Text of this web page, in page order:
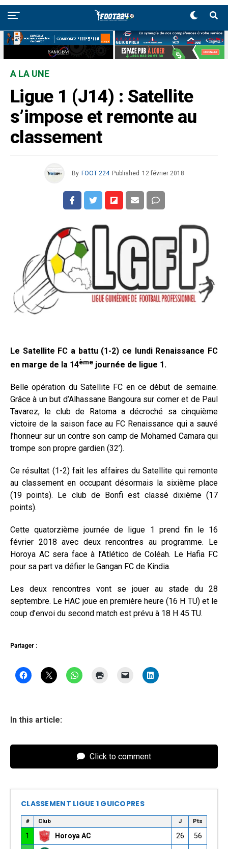
A LA UNE
Ligue 1 (J14) : Satellite
s’impose et remonte au
classement
By FOOT 224 Published 12 février 2018
Le Satellite FC a battu (1-2) ce lundi Renaissance FC
en marge de la 14ème journée de ligue 1.
Belle opération du Satellite FC en ce début de semaine.
Grâce à un but d’Alhassane Bangoura sur corner et de Paul
Tavarez, le club de Ratoma a décroché sa cinquième
victoire de la saison face au FC Renaissance qui a sauvé
l’honneur sur un contre son camp de Mohamed Camara qui
trompe son propre gardien (32’).
Ce résultat (1-2) fait les affaires du Satellite qui remonte
au classement en occupant désormais la sixième place
(19 points). Le club de Bonfi est classé dixième (17
points).
Cette quatorzième journée de ligue 1 prend fin le 16
février 2018 avec deux rencontres au programme. Le
Horoya AC sera face à l’Atlético de Coléah. Le Hafia FC
pour sa part va défier le Gangan FC de Kindia.
Les deux rencontres vont se jouer au stade du 28
septembre. Le HAC joue en première heure (16 H TU) et le
coup d’envoi du second match est prévu à 18 H 45 TU.
Partager :
In this article:
Click to comment
CLASSEMENT LIGUE 1 GUICOPRES
# Club J Pts
1 Horoya AC 26 56